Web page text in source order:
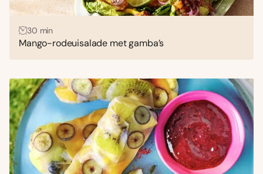
30 min
Mango-rodeuisalade met gamba’s